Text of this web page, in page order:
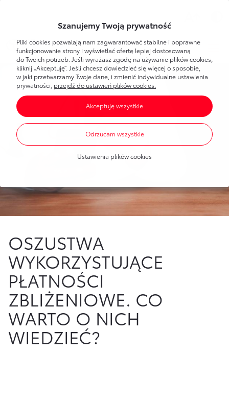
Szanujemy Twoją prywatność
Pliki cookies pozwalają nam zagwarantować stabilne i poprawne
funkcjonowanie strony i wyświetlać ofertę lepiej dostosowaną
do Twoich potrzeb. Jeśli wyrażasz zgodę na używanie plików cookies,
kliknij „Akceptuję”. Jeśli chcesz dowiedzieć się więcej o sposobie,
w jaki przetwarzamy Twoje dane, i zmienić indywidualne ustawienia
prywatności, przejdź do ustawień plików cookies.
Akceptuję wszystkie
Odrzucam wszystkie
Ustawienia plików cookies
Dla Ciebie
Produktydla każdego
Konta bankowe
Finansowanie Toyoty
Finansowanie Lexusa
Ubezpieczenia
Usługi Dilera
Dla Firmy
Finansowanie Lexusa
Finansowanie aut dostawczych
Finansowanie Floty
Konta firmowe
Oszczędzanie
Ubezpieczenia
ToyotaBank
Poznaj Bankowość Elektroniczną
Pierwsze logowanie
Umawianie wizyt w banku
Oprocentowanie
Mobilna Autoryzacja
ToyotaLeasing
Poznaj Portal Klienta
Zawarcie umowy online
Tabela opłat i prowizji
Sprawdźrównież
Strefa klienta
ToyotaBank
ToyotaLeasing
OSZUSTWA
WYKORZYSTUJĄCE
PŁATNOŚCI
ZBLIŻENIOWE. CO
WARTO O NICH
WIEDZIEĆ?